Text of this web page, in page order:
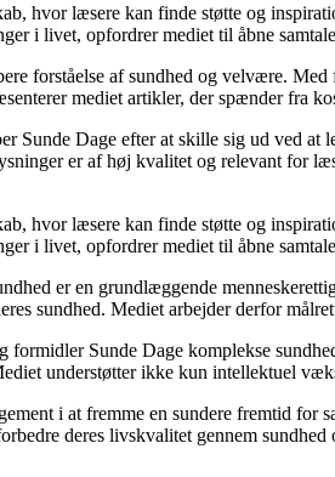
hvor læsere kan finde støtte og
i livet, opfordrer mediet til åbne
forståelse af sundhed og velvære.
mediet artikler, der spænder fra
Dage efter at skille sig ud ved at
er af høj kvalitet og relevant
hvor læsere kan finde støtte og
i livet, opfordrer mediet til åbne
er en grundlæggende
sundhed. Mediet arbejder derfor
Sunde Dage komplekse
understøtter ikke kun intellektuel
i at fremme en sundere fremtid
deres livskvalitet gennem